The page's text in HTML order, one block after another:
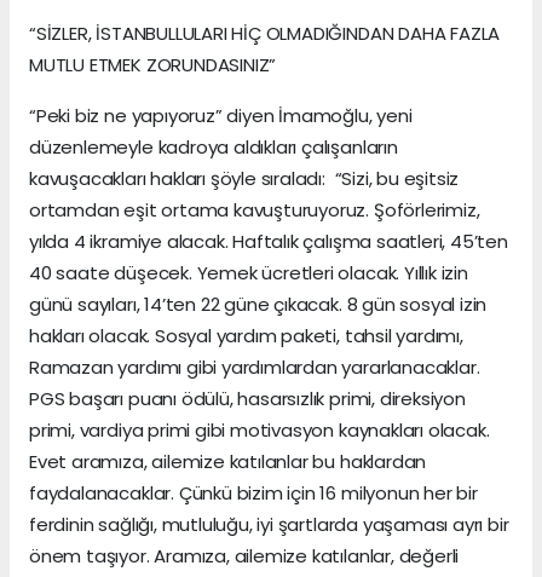
“SİZLER, İSTANBULLULARI HİÇ OLMADIĞINDAN DAHA FAZLA
MUTLU ETMEK ZORUNDASINIZ”
“Peki biz ne yapıyoruz” diyen İmamoğlu, yeni
düzenlemeyle kadroya aldıkları çalışanların
kavuşacakları hakları şöyle sıraladı: “Sizi, bu eşitsiz
ortamdan eşit ortama kavuşturuyoruz. Şoförlerimiz,
yılda 4 ikramiye alacak. Haftalık çalışma saatleri, 45’ten
40 saate düşecek. Yemek ücretleri olacak. Yıllık izin
günü sayıları, 14’ten 22 güne çıkacak. 8 gün sosyal izin
hakları olacak. Sosyal yardım paketi, tahsil yardımı,
Ramazan yardımı gibi yardımlardan yararlanacaklar.
PGS başarı puanı ödülü, hasarsızlık primi, direksiyon
primi, vardiya primi gibi motivasyon kaynakları olacak.
Evet aramıza, ailemize katılanlar bu haklardan
faydalanacaklar. Çünkü bizim için 16 milyonun her bir
ferdinin sağlığı, mutluluğu, iyi şartlarda yaşaması ayrı bir
önem taşıyor. Aramıza, ailemize katılanlar, değerli